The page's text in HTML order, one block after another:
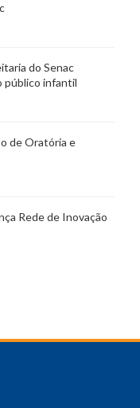
do Senac
público infantil
de Oratória e
Rede de Inovação